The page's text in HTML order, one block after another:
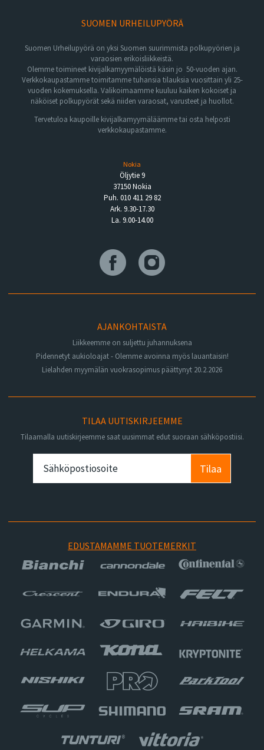
SUOMEN URHEILUPYÖRÄ
Suomen Urheilupyörä on yksi Suomen suurimmista polkupyörien ja
varaosien erikoisliikkeistä.
Olemme toimineet kivijalkamyymälöistä käsin jo 50-vuoden ajan.
Verkkokaupastamme toimitamme tuhansia tilauksia vuosittain yli 25-
vuoden kokemuksella. Valikoimaamme kuuluu kaiken kokoiset ja
näköiset polkupyörät sekä niiden varaosat, varusteet ja huollot.
Tervetuloa kaupoille kivijalkamyymäläämme tai osta helposti
verkkokaupastamme.
Nokia
Öljytie 9
37150 Nokia
Puh. 010 411 29 82
Ark. 9.30-17.30
La. 9.00-14.00
AJANKOHTAISTA
Liikkeemme on suljettu juhannuksena
Pidennetyt aukioloajat - Olemme avoinna myös lauantaisin!
Lielahden myymälän vuokrasopimus päättynyt 20.2.2026
TILAA UUTISKIRJEEMME
Tilaamalla uutiskirjeemme saat uusimmat edut suoraan sähköpostiisi.
Tilaa
EDUSTAMAMME TUOTEMERKIT